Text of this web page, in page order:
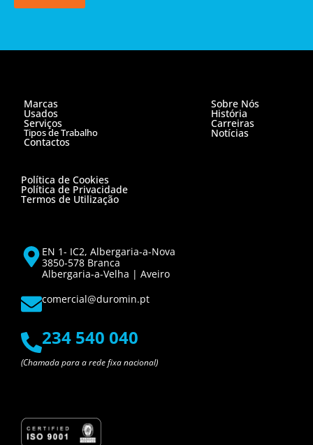
Marcas
Usados
Serviços
Tipos de Trabalho
Contactos
Sobre Nós
História
Carreiras
Notícias
Política de Cookies
Política de Privacidade
Termos de Utilização
EN 1- IC2, Albergaria-a-Nova
3850-578 Branca
Albergaria-a-Velha | Aveiro
comercial@duromin.pt
234 540 040
(Chamada para a rede fixa nacional)